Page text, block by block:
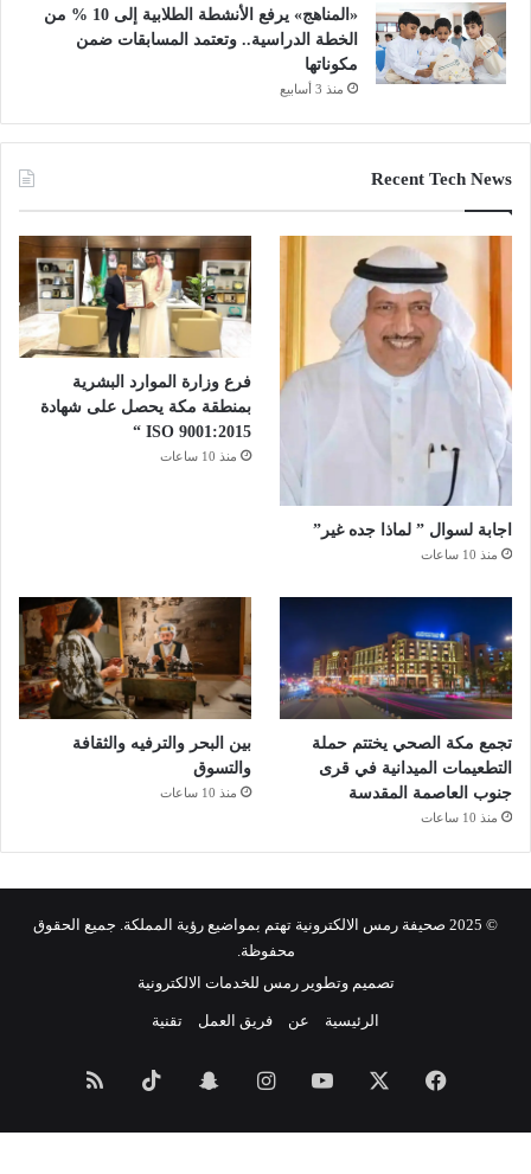
«المناهج» يرفع الأنشطة الطلابية إلى 10 % من
الخطة الدراسية.. وتعتمد المسابقات ضمن
مكوناتها
منذ 3 أسابيع
Recent Tech News
اجابة لسوال ” لماذا جده غير”
منذ 10 ساعات
فرع وزارة الموارد البشرية
بمنطقة مكة يحصل على شهادة
ISO 9001:2015 “
منذ 10 ساعات
تجمع مكة الصحي يختتم حملة
التطعيمات الميدانية في قرى
جنوب العاصمة المقدسة
منذ 10 ساعات
بين البحر والترفيه والثقافة
والتسوق
منذ 10 ساعات
© 2025 صحيفة رمس الالكترونية تهتم بمواضيع رؤية المملكة. جميع الحقوق
محفوظة.
تصميم وتطوير رمس للخدمات الالكترونية
الرئيسية عن فريق العمل تقنية
فيسبوك ‫YouTubeانستقرامسناب
تشات
‫TikTok
الموقع